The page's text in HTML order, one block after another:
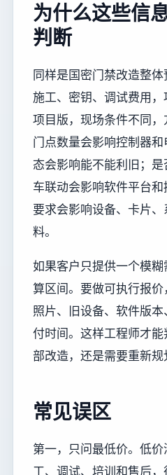
为什么这些信
判断
同样是国密门禁改造整体
施工、密钥、调试费用，
项目版，现场条件不同
门点数量会影响控制器
态会影响能不能利旧；
车联动会影响软件平台
要求会影响设备、卡片
料。
如果客户只提供一个模
算区间。要做可执行报价
照片、旧设备、软件版
付时间。这样工程师才
部改造，还是需要重新规
常见误区
第一，只问最低价。低
工、调试、培训和售后